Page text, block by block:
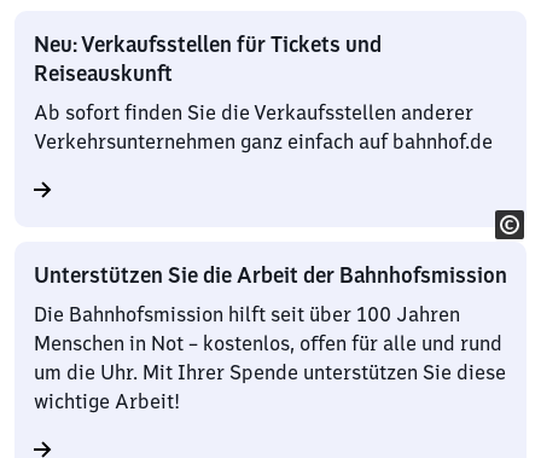
Neu: Verkaufsstellen für Tickets und
Reiseauskunft
Ab sofort finden Sie die Verkaufsstellen anderer
Verkehrsunternehmen ganz einfach auf bahnhof.de
Unterstützen Sie die Arbeit der Bahnhofsmission
Die Bahnhofsmission hilft seit über 100 Jahren
Menschen in Not – kostenlos, offen für alle und rund
um die Uhr. Mit Ihrer Spende unterstützen Sie diese
wichtige Arbeit!